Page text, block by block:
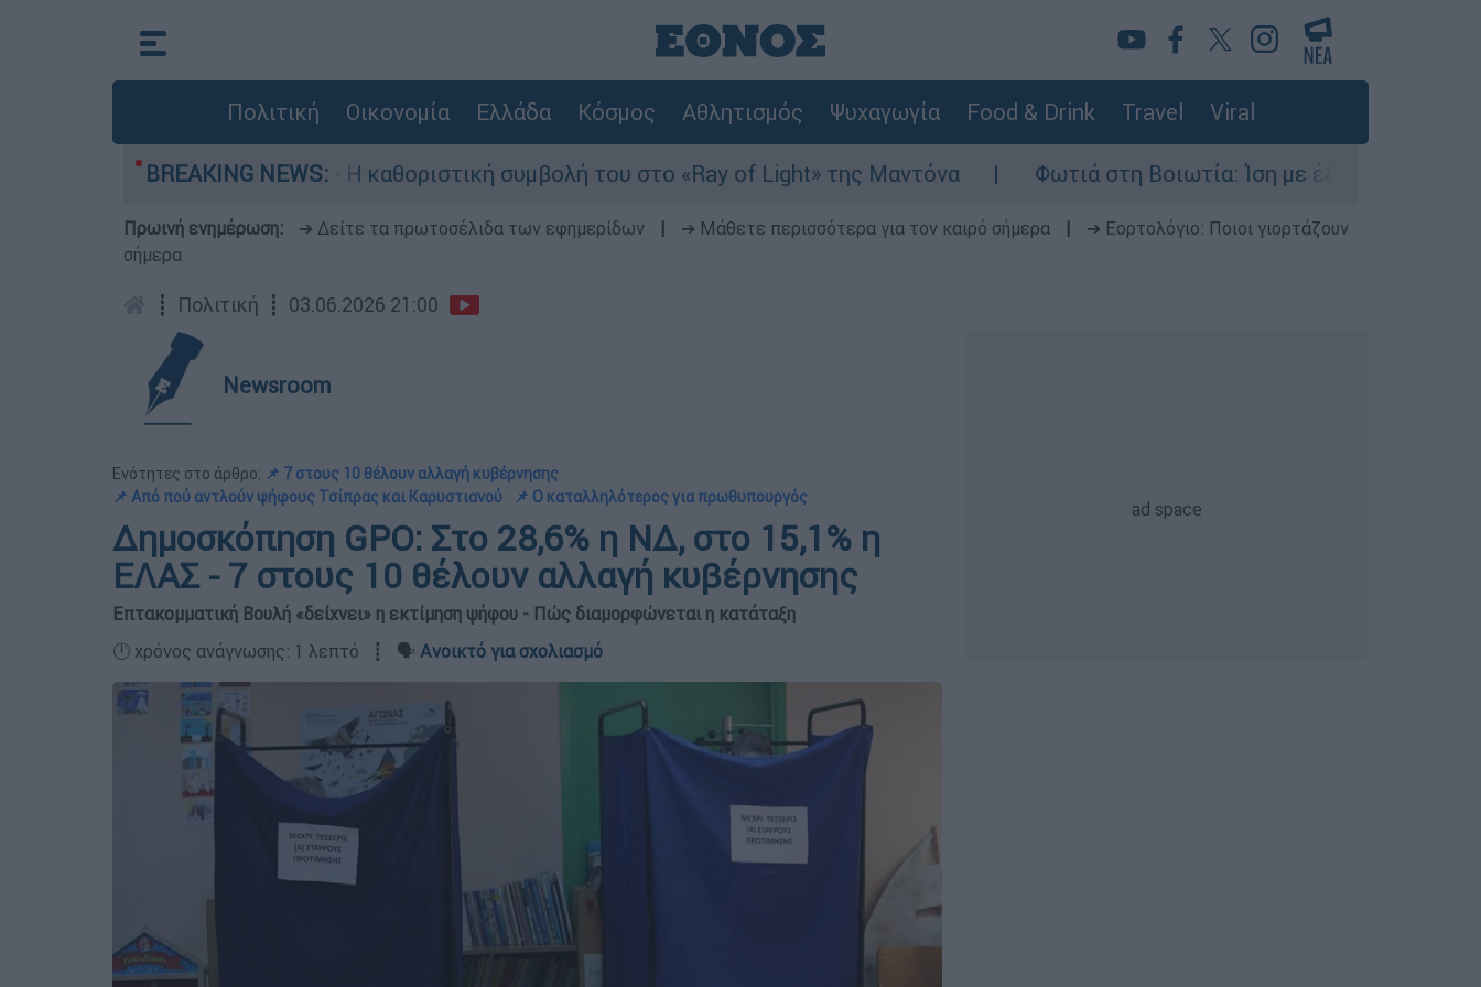
Πολιτική Οικονομία Ελλάδα Κόσμος Αθλητισμός Ψυχαγωγία Food & Drink Travel Viral
BREAKING NEWS:
Γουίλιαμ Όρμπιτ - Η καθοριστική συμβολή του στο «Ray of Light» της Μαντόνα Φωτιά στη Βοιωτία: Ίση με έξι ατομικές βόμβες της
Πρωινή ενημέρωση: ➔ Δείτε τα πρωτοσέλιδα των εφημερίδων ➔ Μάθετε περισσότερα για τον καιρό σήμερα
➔ Εορτολόγιο: Ποιοι γιορτάζουν
σήμερα
┋ Πολιτική ┋ 03.06.2026 21:00
Newsroom
Ενότητες στο άρθρο: 📌 7 στους 10 θέλουν αλλαγή κυβέρνησης
📌 Από πού αντλούν ψήφους Τσίπρας και Καρυστιανού
📌 Ο καταλληλότερος για πρωθυπουργός
Δημοσκόπηση GPO: Στο 28,6% η ΝΔ, στο 15,1% η
ΕΛΑΣ - 7 στους 10 θέλουν αλλαγή κυβέρνησης
Επτακομματική Βουλή «δείχνει» η εκτίμηση ψήφου - Πώς διαμορφώνεται η κατάταξη
🕛 χρόνος ανάγνωσης: 1 λεπτό ┋ 🗣️ Ανοικτό για σχολιασμό